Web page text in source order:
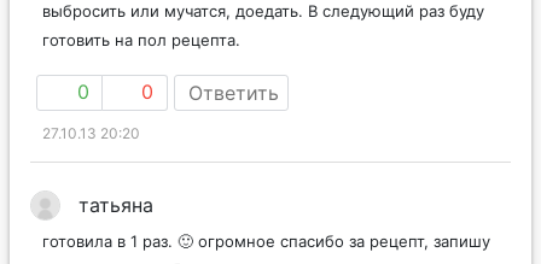
выбросить или мучатся, доедать. В следующий раз буду
готовить на пол рецепта.
0 0 Ответить
27.10.13 20:20
татьяна
готовила в 1 раз. 🙂 огромное спасибо за рецепт, запишу